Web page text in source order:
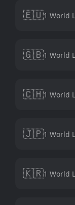
🇪🇺1 World
🇬🇧1 World
🇨🇭1 World
🇯🇵1 World
🇰🇷1 World